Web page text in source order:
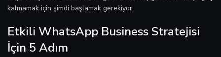
kalmamak için şimdi başlamak gerekiyor.
Etkili WhatsApp Business Stratejisi
İçin 5 Adım